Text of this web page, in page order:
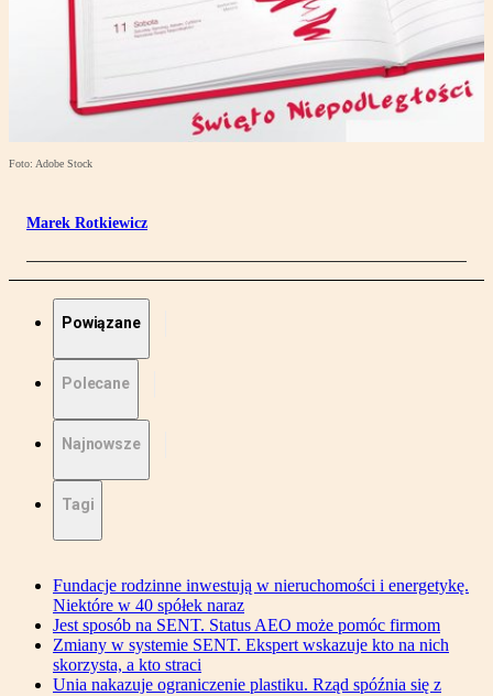
Foto: Adobe Stock
Marek Rotkiewicz
Powiązane
Polecane
Najnowsze
Tagi
Fundacje rodzinne inwestują w nieruchomości i energetykę.
Niektóre w 40 spółek naraz
Jest sposób na SENT. Status AEO może pomóc firmom
Zmiany w systemie SENT. Ekspert wskazuje kto na nich
skorzysta, a kto straci
Unia nakazuje ograniczenie plastiku. Rząd spóźnia się z